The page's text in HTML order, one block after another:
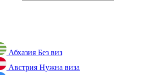
Абхазия Без виз
Австрия Нужна виза